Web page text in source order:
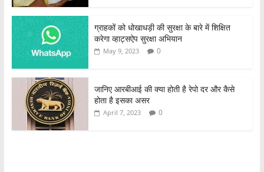
ग्राहकों को धोखाधड़ी की सुरक्षा के बारे में शिक्षित
करेगा व्हाट्सऐप सुरक्षा अभियान
May 9, 2023 0
जानिए आरबीआई की क्या होती है रेपो दर और कैसे
होता है इसका असर
April 7, 2023 0